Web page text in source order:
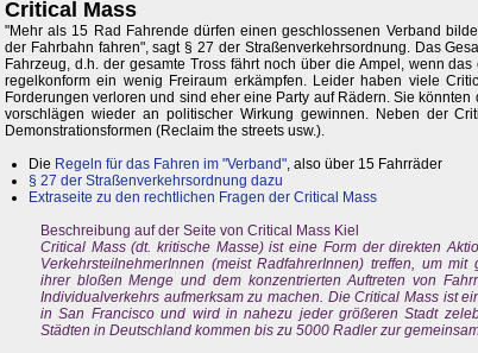
Critical Mass
"Mehr als 15 Rad Fahrende dürfen einen geschlossenen Verband
der Fahrbahn fahren", sagt § 27 der Straßenverkehrsordnung. Das
Fahrzeug, d.h. der gesamte Tross fährt noch über die Ampel, wenn
regelkonform ein wenig Freiraum erkämpfen. Leider haben viele
Forderungen verloren und sind eher eine Party auf Rädern. Sie
vorschlägen wieder an politischer Wirkung gewinnen. Neben der
Demonstrationsformen (Reclaim the streets usw.).
Die Regeln für das Fahren im "Verband", also über 15 Fahrräder
§ 27 der Straßenverkehrsordnung dazu
Extraseite zu den rechtlichen Fragen der Critical Mass
Beschreibung auf der Seite von Critical Mass Kiel
Critical Mass (dt. kritische Masse) ist eine Form der direkten
VerkehrsteilnehmerInnen (meist RadfahrerInnen) treffen, um
ihrer bloßen Menge und dem konzentrierten Auftreten von
Individualverkehrs aufmerksam zu machen. Die Critical Mass ist
in San Francisco und wird in nahezu jeder größeren Stadt
Städten in Deutschland kommen bis zu 5000 Radler zur